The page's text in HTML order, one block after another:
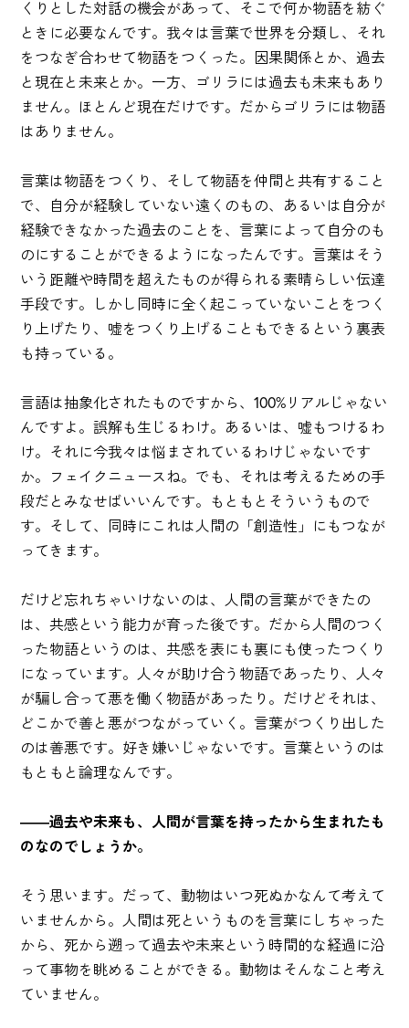
くりとした対話の機会があって、そこで何か物語を紡ぐ
ときに必要なんです。我々は言葉で世界を分類し、それ
をつなぎ合わせて物語をつくった。因果関係とか、過去
と現在と未来とか。一方、ゴリラには過去も未来もあり
ません。ほとんど現在だけです。だからゴリラには物語
はありません。
言葉は物語をつくり、そして物語を仲間と共有すること
で、自分が経験していない遠くのもの、あるいは自分が
経験できなかった過去のことを、言葉によって自分のも
のにすることができるようになったんです。言葉はそう
いう距離や時間を超えたものが得られる素晴らしい伝達
手段です。しかし同時に全く起こっていないことをつく
り上げたり、嘘をつくり上げることもできるという裏表
も持っている。
言語は抽象化されたものですから、100%リアルじゃない
んですよ。誤解も生じるわけ。あるいは、嘘もつけるわ
け。それに今我々は悩まされているわけじゃないです
か。フェイクニュースね。でも、それは考えるための手
段だとみなせばいいんです。もともとそういうもので
す。そして、同時にこれは人間の「創造性」にもつなが
ってきます。
だけど忘れちゃいけないのは、人間の言葉ができたの
は、共感という能力が育った後です。だから人間のつく
った物語というのは、共感を表にも裏にも使ったつくり
になっています。人々が助け合う物語であったり、人々
が騙し合って悪を働く物語があったり。だけどそれは、
どこかで善と悪がつながっていく。言葉がつくり出した
のは善悪です。好き嫌いじゃないです。言葉というのは
もともと論理なんです。
――過去や未来も、人間が言葉を持ったから生まれたも
のなのでしょうか。
そう思います。だって、動物はいつ死ぬかなんて考えて
いませんから。人間は死というものを言葉にしちゃった
から、死から遡って過去や未来という時間的な経過に沿
って事物を眺めることができる。動物はそんなこと考え
ていません。